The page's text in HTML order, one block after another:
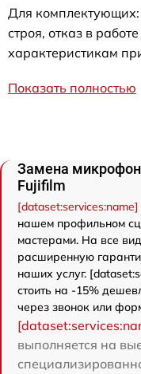
Для
строя, отказ в
характеристикам
Показать полностью
Замена
Fujifilm
нашем профильном
мастерами. На все
расширенную
наших услуг.
стоить на -15%
через звонок или
выполняется на